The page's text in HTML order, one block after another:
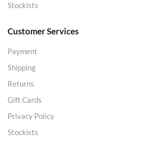
Stockists
Customer Services
Payment
Shipping
Returns
Gift Cards
Privacy Policy
Stockists